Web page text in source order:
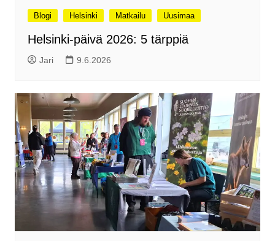
Blogi Helsinki Matkailu Uusimaa
Helsinki-päivä 2026: 5 tärppiä
Jari 9.6.2026